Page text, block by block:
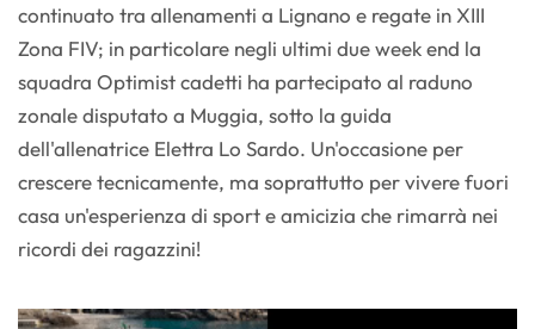
continuato tra allenamenti a Lignano e regate in XIII
Zona FIV; in particolare negli ultimi due week end la
squadra Optimist cadetti ha partecipato al raduno
zonale disputato a Muggia, sotto la guida
dell'allenatrice Elettra Lo Sardo. Un'occasione per
crescere tecnicamente, ma soprattutto per vivere fuori
casa un'esperienza di sport e amicizia che rimarrà nei
ricordi dei ragazzini!